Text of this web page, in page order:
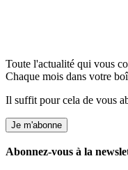
Toute l'actualité qui vous
Chaque mois dans votre
Il suffit pour cela de vous
Je m'abonne
Abonnez-vous à la